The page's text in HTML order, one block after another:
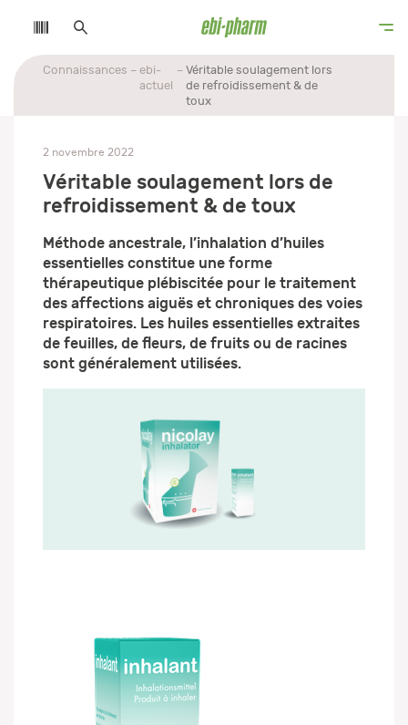
Connaissances
ebi-
actuel
Véritable soulagement lors
de refroidissement & de
toux
2 novembre 2022
Véritable soulagement lors de
refroidissement & de toux
Méthode ancestrale, l’inhalation d’huiles
essentielles constitue une forme
thérapeutique plébiscitée pour le traitement
des affections aiguës et chroniques des voies
respiratoires. Les huiles essentielles extraites
de feuilles, de fleurs, de fruits ou de racines
sont généralement utilisées.